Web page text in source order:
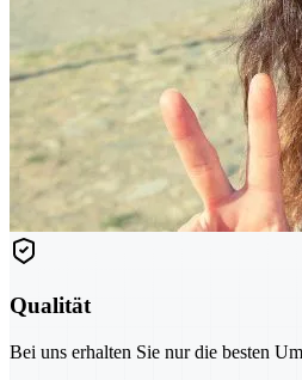
Qualität
Bei uns erhalten Sie nur die besten